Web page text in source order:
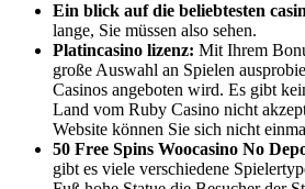
Ein blick auf die beliebtesten
lange, Sie müssen also sehen.
Platincasino lizenz: Mit Ihrem
große Auswahl an Spielen
Casinos angeboten wird. Es gibt
Land vom Ruby Casino nicht
Website können Sie sich nicht
50 Free Spins Woocasino No
gibt es viele verschiedene